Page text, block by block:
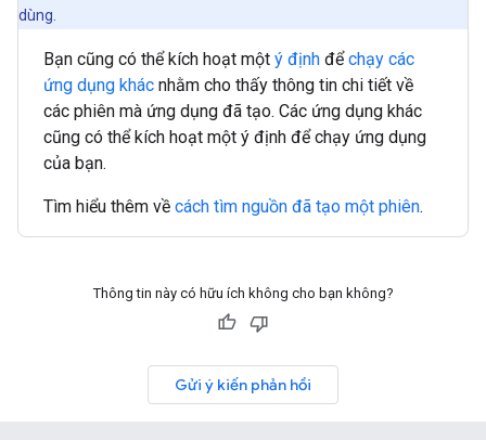
dùng.
Bạn cũng có thể kích hoạt một ý định đểchạy các
ứng dụng khác nhằm cho thấy thông tin chi tiết về
các phiên mà ứng dụng đã tạo. Các ứng dụng khác
cũng có thể kích hoạt một ý định để chạy ứng dụng
của bạn.
Tìm hiểu thêm về cách tìm nguồn đã tạo một phiên.
Thông tin này có hữu ích không cho bạn không?
Gửi ý kiến phản hồi